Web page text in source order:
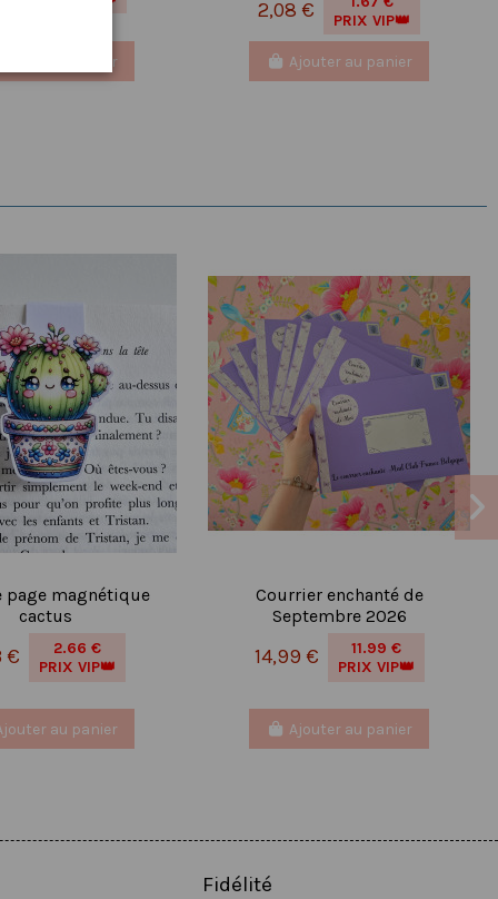
au panier
2,08 €
PRIX VIP👑
Ajouter au panier
page magnétique
cactus
€
2.66 €
PRIX VIP👑
au panier
Courrier enchanté de
Septembre 2026
14,99 €
11.99 €
PRIX VIP👑
Ajouter au panier
Fidélité